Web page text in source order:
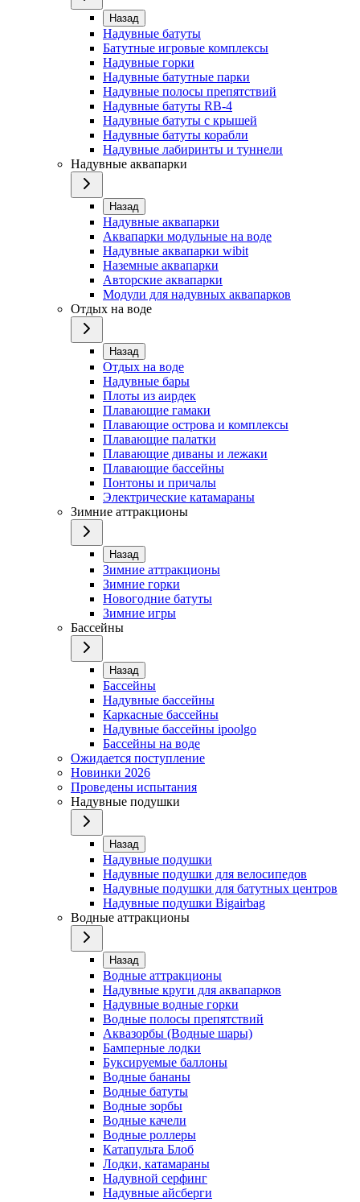
Назад
Надувные батуты
Батутные игровые комплексы
Надувные горки
Надувные батутные парки
Надувные полосы препятствий
Надувные батуты RB-4
Надувные батуты с крышей
Надувные батуты корабли
Надувные лабиринты и туннели
Надувные аквапарки
Назад
Надувные аквапарки
Аквапарки модульные на воде
Надувные аквапарки wibit
Наземные аквапарки
Авторские аквапарки
Модули для надувных аквапарков
Отдых на воде
Назад
Отдых на воде
Надувные бары
Плоты из аирдек
Плавающие гамаки
Плавающие острова и комплексы
Плавающие палатки
Плавающие диваны и лежаки
Плавающие бассейны
Понтоны и причалы
Электрические катамараны
Зимние аттракционы
Назад
Зимние аттракционы
Зимние горки
Новогодние батуты
Зимние игры
Бассейны
Назад
Бассейны
Надувные бассейны
Каркасные бассейны
Надувные бассейны ipoolgo
Бассейны на воде
Ожидается поступление
Новинки 2026
Проведены испытания
Надувные подушки
Назад
Надувные подушки
Надувные подушки для велосипедов
Надувные подушки для батутных центров
Надувные подушки Bigairbag
Водные аттракционы
Назад
Водные аттракционы
Надувные круги для аквапарков
Надувные водные горки
Водные полосы препятствий
Аквазорбы (Водные шары)
Бамперные лодки
Буксируемые баллоны
Водные бананы
Водные батуты
Водные зорбы
Водные качели
Водные роллеры
Катапульта Блоб
Лодки, катамараны
Надувной серфинг
Надувные айсберги